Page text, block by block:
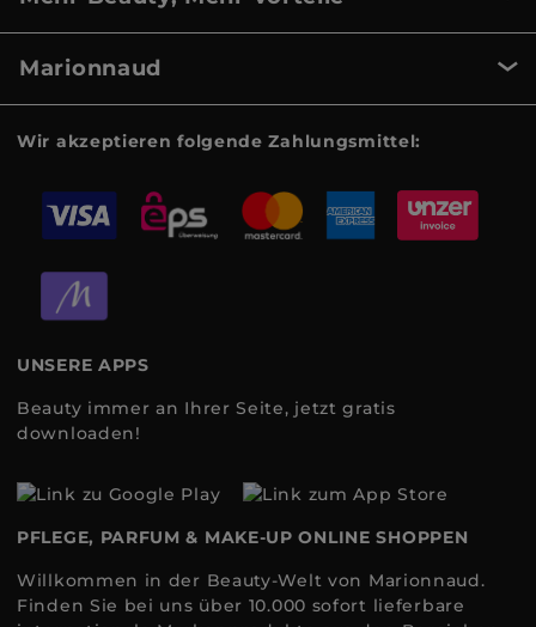
Marionnaud
Wir akzeptieren folgende Zahlungsmittel:
UNSERE APPS
Beauty immer an Ihrer Seite, jetzt gratis
downloaden!
PFLEGE, PARFUM & MAKE-UP ONLINE SHOPPEN
Willkommen in der Beauty-Welt von Marionnaud.
Finden Sie bei uns über 10.000 sofort lieferbare